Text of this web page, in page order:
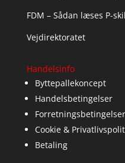
FDM – Sådan læses P-
Vejdirektoratet
Handelsinfo
Byttepallekoncept
Handelsbetingelser
Forretningsbetingelser
Cookie &
Betaling